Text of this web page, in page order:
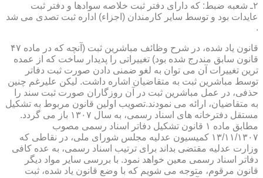
۲ـ شعبه ضبط: كه دارای دفتر ثبت خلاصه سوادها و دفتر ثبت
عایدات بود و توسط سایر كارمندان (اجزاء) اداره ثبت تصدی می شد
.
قانون یاد شده، در شرح وظائف مباشرین ثبت (آنچه كه در ماده ۴۷
قانون سابق مندرج شده بود) تغییراتی را پدیدار ساخت كه از عمده
ترین تغییرات آن می توان به لغو ضمنی دادن صورت ثبت دفاتر
توسط مباشرین ثبت به متقاضیان اشاره داشت. لیكن علیرغم چنین
حذفی، در عمل مباشرین ثبت در آن روزگاران صورت ثبت سند را
به متقاضیان، ارائه می نمودند.تصویب اولین قانون مربوط به تشكیل
مستقل دفترخانه های اسناد رسمی، به سال ۱۳۰۷ باز می گردد.
مطابق ماده ۱ قانون تشكیل دفاتر اسناد رسمی مصوب
۱۳/۱۱/۱۳۰۷ كمیسیون عدلیه مجلس شورای ملی، در نقاطی كه
وزارت عدلیه مقتضی بداند برای ترتیب اسناد رسمی، به عده كافی
دفاتر اسناد رسمی معین خواهد نمود. با بررسی سایر مواد دیگر
قانون مرقوم، متوجه می شویم كه با وضع قانون یاد شده، ثبت